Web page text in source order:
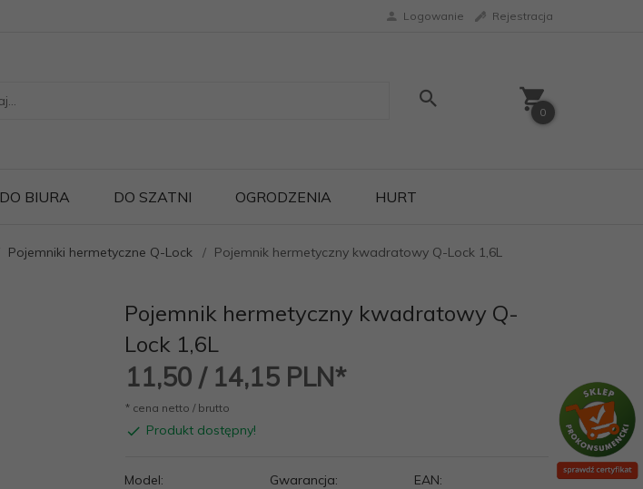
Logowanie Rejestracja
0
DO BIURA DO SZATNI OGRODZENIA HURT
Pojemniki hermetyczne Q-Lock Pojemnik hermetyczny kwadratowy Q-Lock 1,6L
Pojemnik hermetyczny kwadratowy Q-
Lock 1,6L
11,50 / 14,15 PLN*
* cena netto / brutto
Produkt dostępny!
Model:
Gwarancja:
EAN: